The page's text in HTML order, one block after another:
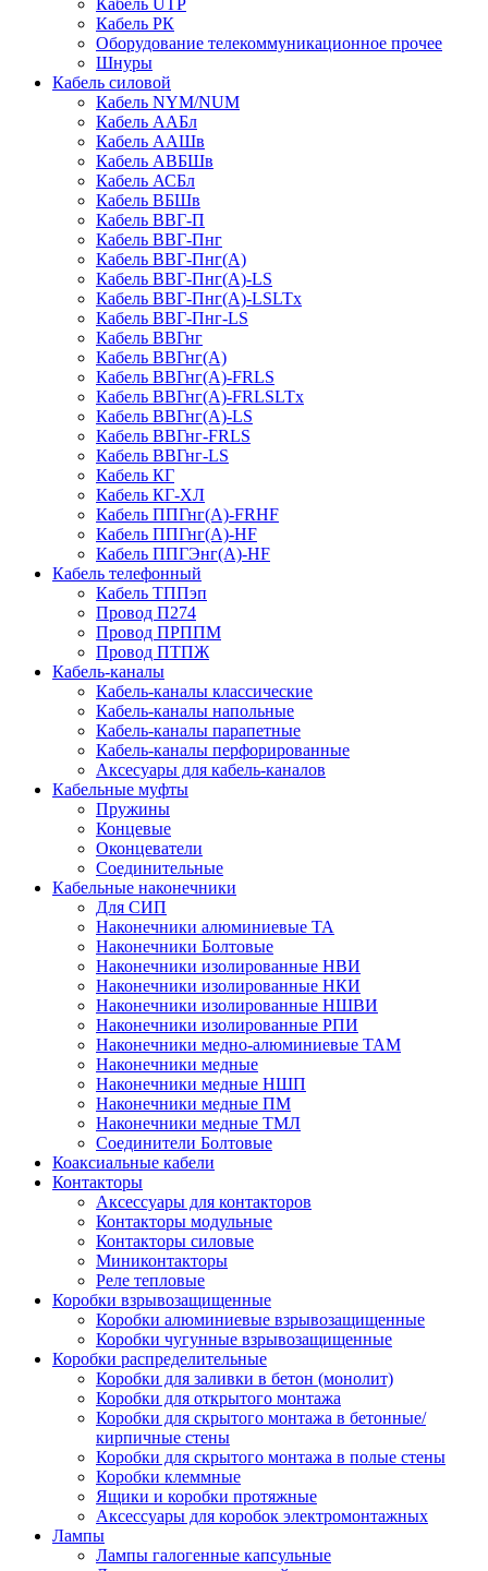
Кабель UTP
Кабель РК
Оборудование телекоммуникационное прочее
Шнуры
Кабель силовой
Кабель NYM/NUM
Кабель ААБл
Кабель ААШв
Кабель АВБШв
Кабель АСБл
Кабель ВБШв
Кабель ВВГ-П
Кабель ВВГ-Пнг
Кабель ВВГ-Пнг(А)
Кабель ВВГ-Пнг(А)-LS
Кабель ВВГ-Пнг(А)-LSLTx
Кабель ВВГ-Пнг-LS
Кабель ВВГнг
Кабель ВВГнг(А)
Кабель ВВГнг(А)-FRLS
Кабель ВВГнг(А)-FRLSLTx
Кабель ВВГнг(А)-LS
Кабель ВВГнг-FRLS
Кабель ВВГнг-LS
Кабель КГ
Кабель КГ-ХЛ
Кабель ППГнг(А)-FRHF
Кабель ППГнг(А)-HF
Кабель ППГЭнг(А)-HF
Кабель телефонный
Кабель ТППэп
Провод П274
Провод ПРППМ
Провод ПТПЖ
Кабель-каналы
Кабель-каналы классические
Кабель-каналы напольные
Кабель-каналы парапетные
Кабель-каналы перфорированные
Аксесуары для кабель-каналов
Кабельные муфты
Пружины
Концевые
Оконцеватели
Соединительные
Кабельные наконечники
Для СИП
Наконечники алюминиевые ТА
Наконечники Болтовые
Наконечники изолированные НВИ
Наконечники изолированные НКИ
Наконечники изолированные НШВИ
Наконечники изолированные РПИ
Наконечники медно-алюминиевые ТАМ
Наконечники медные
Наконечники медные НШП
Наконечники медные ПМ
Наконечники медные ТМЛ
Соединители Болтовые
Коаксиальные кабели
Контакторы
Аксессуары для контакторов
Контакторы модульные
Контакторы силовые
Миниконтакторы
Реле тепловые
Коробки взрывозащищенные
Коробки алюминиевые взрывозащищенные
Коробки чугунные взрывозащищенные
Коробки распределительные
Коробки для заливки в бетон (монолит)
Коробки для открытого монтажа
Коробки для скрытого монтажа в бетонные/
кирпичные стены
Коробки для скрытого монтажа в полые стены
Коробки клеммные
Ящики и коробки протяжные
Аксессуары для коробок электромонтажных
Лампы
Лампы галогенные капсульные